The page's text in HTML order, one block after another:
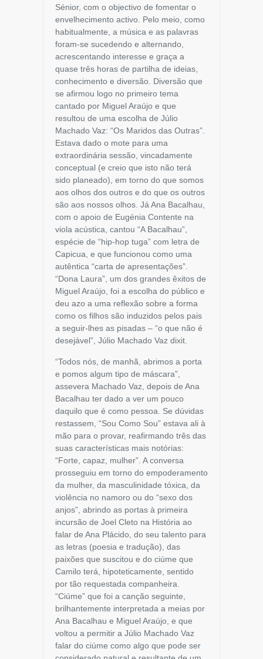
Sénior, com o objectivo de fomentar o
envelhecimento activo. Pelo meio, como
habitualmente, a música e as palavras
foram-se sucedendo e alternando,
acrescentando interesse e graça a
quase três horas de partilha de ideias,
conhecimento e diversão. Diversão que
se afirmou logo no primeiro tema
cantado por Miguel Araújo e que
resultou de uma escolha de Júlio
Machado Vaz: “Os Maridos das Outras”.
Estava dado o mote para uma
extraordinária sessão, vincadamente
conceptual (e creio que isto não terá
sido planeado), em torno do que somos
aos olhos dos outros e do que os outros
são aos nossos olhos. Já Ana Bacalhau,
com o apoio de Eugénia Contente na
viola acústica, cantou “A Bacalhau”,
espécie de “hip-hop tuga” com letra de
Capicua, e que funcionou como uma
autêntica “carta de apresentações”.
“Dona Laura”, um dos grandes êxitos de
Miguel Araújo, foi a escolha do público e
deu azo a uma reflexão sobre a forma
como os filhos são induzidos pelos pais
a seguir-lhes as pisadas – “o que não é
desejável”, Júlio Machado Vaz dixit.
“Todos nós, de manhã, abrimos a porta
e pomos algum tipo de máscara”,
assevera Machado Vaz, depois de Ana
Bacalhau ter dado a ver um pouco
daquilo que é como pessoa. Se dúvidas
restassem, “Sou Como Sou” estava ali à
mão para o provar, reafirmando três das
suas características mais notórias:
“Forte, capaz, mulher”. A conversa
prosseguiu em torno do empoderamento
da mulher, da masculinidade tóxica, da
violência no namoro ou do “sexo dos
anjos”, abrindo as portas à primeira
incursão de Joel Cleto na História ao
falar de Ana Plácido, do seu talento para
as letras (poesia e tradução), das
paixões que suscitou e do ciúme que
Camilo terá, hipoteticamente, sentido
por tão requestada companheira.
“Ciúme” que foi a canção seguinte,
brilhantemente interpretada a meias por
Ana Bacalhau e Miguel Araújo, e que
voltou a permitir a Júlio Machado Vaz
falar do ciúme como algo que pode ser